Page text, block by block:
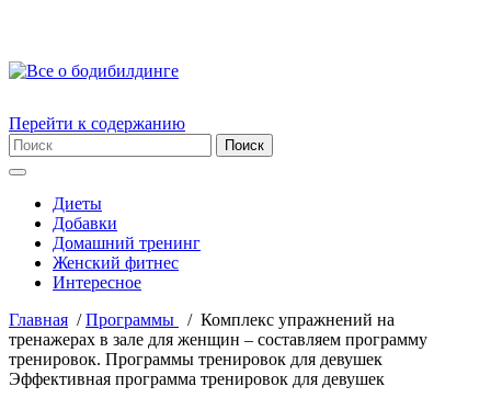
Перейти к содержанию
Диеты
Добавки
Домашний тренинг
Женский фитнес
Интересное
Главная /Пpогpаммы / Комплекс упражнений на
тренажерах в зале для женщин – составляем программу
тренировок. Программы тренировок для девушек
Эффективная программа тренировок для девушек